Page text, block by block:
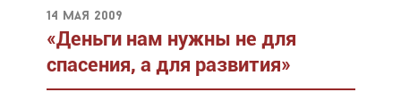
14 мая 2009
«Деньги нам нужны не для
спасения, а для развития»